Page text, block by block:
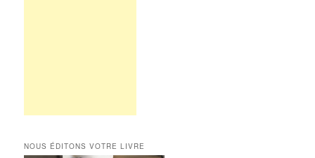
NOUS ÉDITONS VOTRE LIVRE